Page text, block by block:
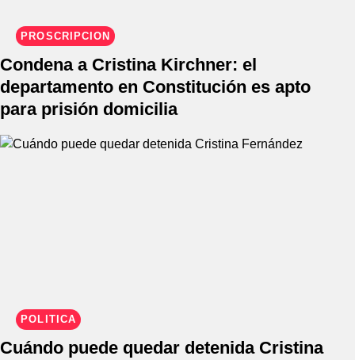
PROSCRIPCIÓN
Condena a Cristina Kirchner: el
departamento en Constitución es apto
para prisión domicilia
POLÍTICA
Cuándo puede quedar detenida Cristina